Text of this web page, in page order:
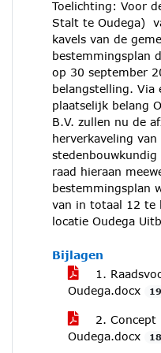
Toelichting: Voor
Stalt te Oudega)
kavels van de
bestemmingsplan
op 30 september
belangstelling. Via
plaatselijk belang
B.V. zullen nu de
herverkaveling
raad hieraan
bestemmingsplan
van in totaal 12 te
locatie Oudega
Bijlagen
1.
Oudega.docx
2. Concept
Oudega.docx